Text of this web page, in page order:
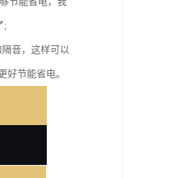
;
音，这样可以
好节能省电。